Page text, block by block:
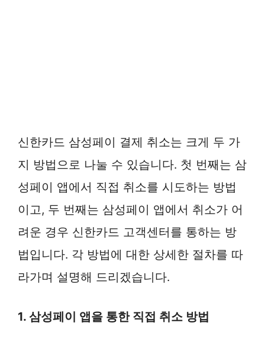
신한카드 삼성페이 결제 취소는 크게 두 가
지 방법으로 나눌 수 있습니다. 첫 번째는 삼
성페이 앱에서 직접 취소를 시도하는 방법
이고, 두 번째는 삼성페이 앱에서 취소가 어
려운 경우 신한카드 고객센터를 통하는 방
법입니다. 각 방법에 대한 상세한 절차를 따
라가며 설명해 드리겠습니다.
1. 삼성페이 앱을 통한 직접 취소 방법